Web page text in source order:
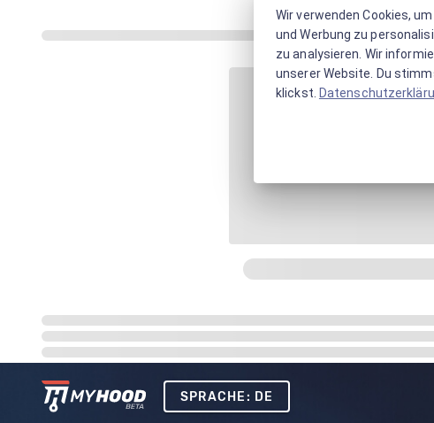
SPRACHE: DE
Wir verwenden Cookies,
und Werbung zu
zu analysieren. Wir
unserer Website. Du
klickst.